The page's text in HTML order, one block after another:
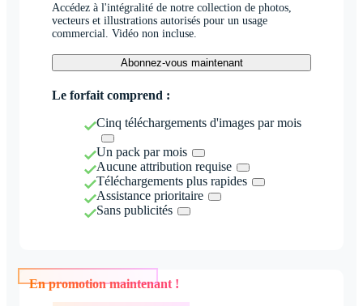
Accédez à l'intégralité de notre collection de photos,
vecteurs et illustrations autorisés pour un usage
commercial. Vidéo non incluse.
Abonnez-vous maintenant
Le forfait comprend :
Cinq téléchargements d'images par mois
Un pack par mois
Aucune attribution requise
Téléchargements plus rapides
Assistance prioritaire
Sans publicités
En promotion maintenant !